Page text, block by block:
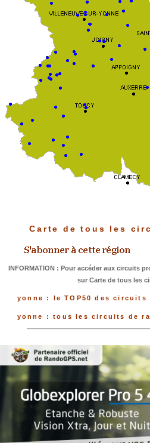
Carte de tous les
INFORMATION : Pour accéder aux circuits
sur Carte de tous les
yonne : le TOP50 des
yonne : tous les circuits de